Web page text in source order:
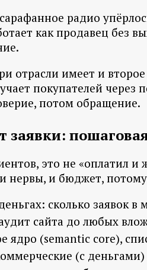
радио
как продавец без
отрасли имеет и
покупателей через
потом обращение.
заявки:
это не «оплатил
нервы, и бюджет,
сколько заявок
сайта до любых
ядро (semantic core),
(с